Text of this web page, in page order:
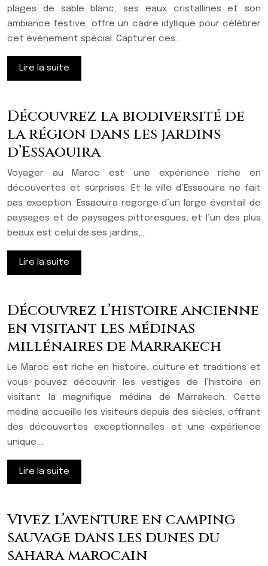
plages de sable blanc, ses eaux cristallines et son
ambiance festive, offre un cadre idyllique pour célébrer
cet événement spécial. Capturer ces…
Lire la suite
Découvrez la biodiversité de
la région dans les jardins
d’Essaouira
Voyager au Maroc est une expérience riche en
découvertes et surprises. Et la ville d’Essaouira ne fait
pas exception. Essaouira regorge d’un large éventail de
paysages et de paysages pittoresques, et l’un des plus
beaux est celui de ses jardins,…
Lire la suite
Découvrez l’histoire ancienne
en visitant les médinas
millénaires de Marrakech
Le Maroc est riche en histoire, culture et traditions et
vous pouvez découvrir les vestiges de l’histoire en
visitant la magnifique médina de Marrakech. Cette
médina accueille les visiteurs depuis des siècles, offrant
des découvertes exceptionnelles et une expérience
unique….
Lire la suite
Vivez l’aventure en camping
sauvage dans les dunes du
sahara marocain